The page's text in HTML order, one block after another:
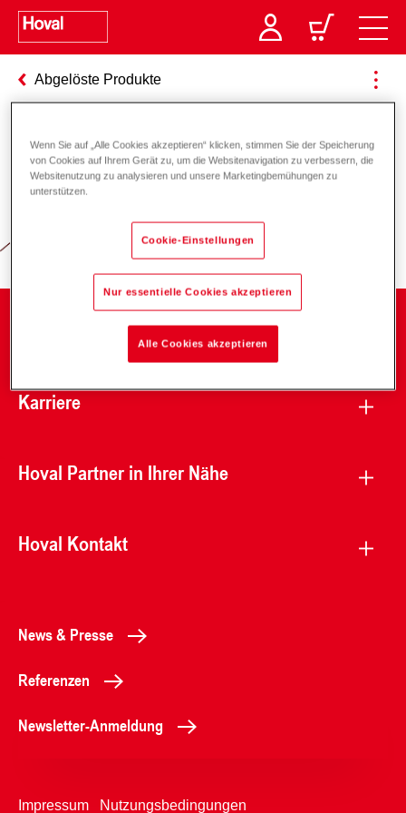
Abgelöste Produkte
Verantwortung für Energie und
Karriere
Hoval Partner in Ihrer Nähe
Hoval Kontakt
News & Presse
Referenzen
Newsletter-Anmeldung
Impressum Nutzungsbedingungen
Wenn Sie auf „Alle Cookies akzeptieren“ klicken, stimmen Sie der Speicherung
von Cookies auf Ihrem Gerät zu, um die Websitenavigation zu verbessern, die
Websitenutzung zu analysieren und unsere Marketingbemühungen zu
unterstützen.
Cookie-Einstellungen
Nur essentielle Cookies akzeptieren
Alle Cookies akzeptieren